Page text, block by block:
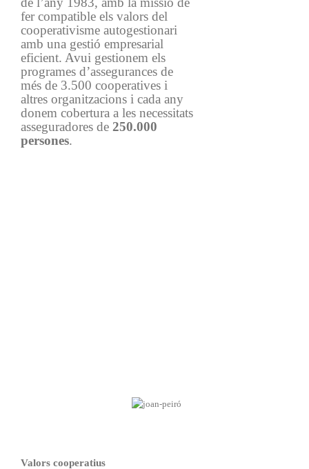
fer compatible els valors del
cooperativisme autogestionari
amb una gestió empresarial
eficient. Avui gestionem els
programes d’assegurances de
més de 3.500 cooperatives i
altres organitzacions i cada any
donem cobertura a les necessitats
asseguradores de 250.000
persones.
Valors cooperatius